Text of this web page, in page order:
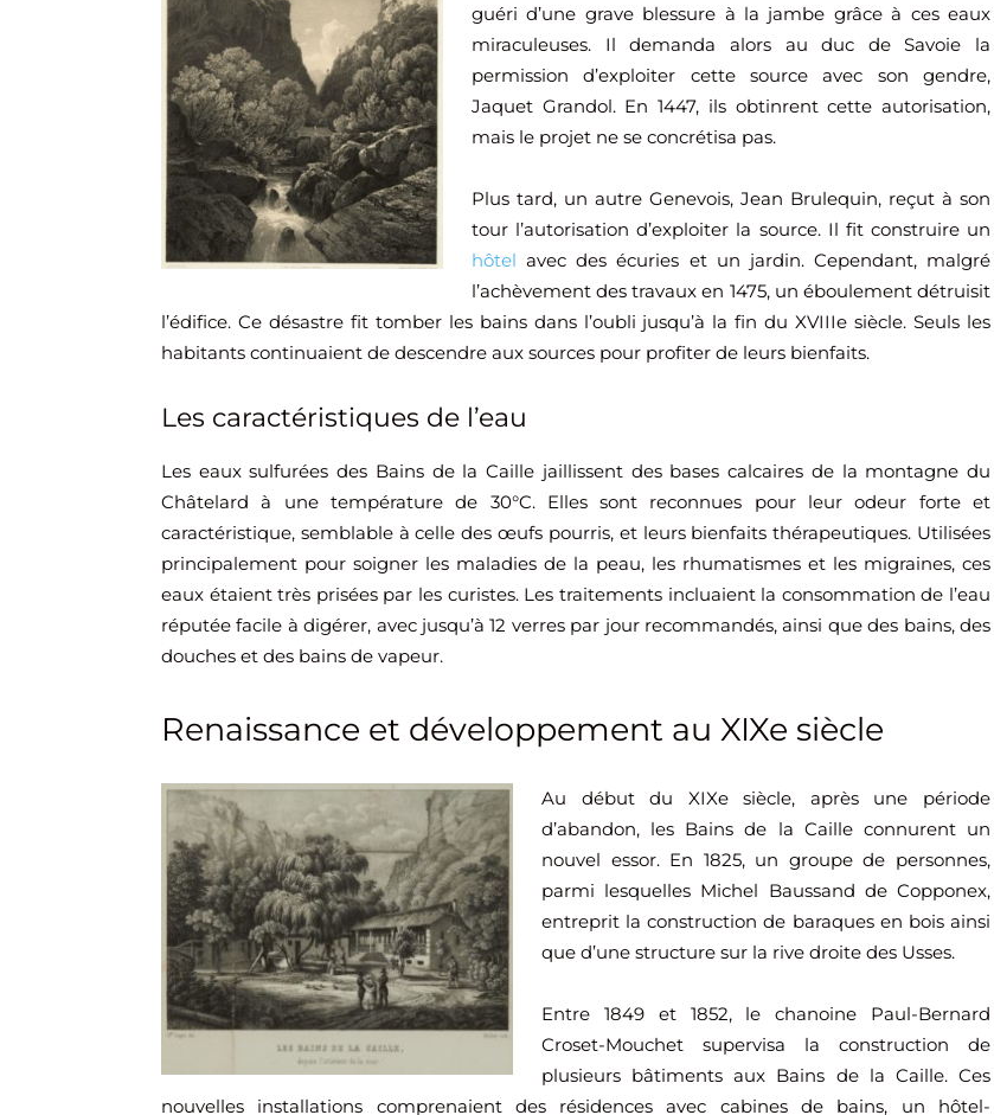
guéri d’une grave blessure à la jambe grâce à ces eaux
miraculeuses. Il demanda alors au duc de Savoie la
permission d’exploiter cette source avec son gendre,
Jaquet Grandol. En 1447, ils obtinrent cette autorisation,
mais le projet ne se concrétisa pas.
Plus tard, un autre Genevois, Jean Brulequin, reçut à son
tour l’autorisation d’exploiter la source. Il fit construire un
hôtel avec des écuries et un jardin. Cependant, malgré
l’achèvement des travaux en 1475, un éboulement détruisit
l’édifice. Ce désastre fit tomber les bains dans l’oubli jusqu’à la fin du XVIIIe siècle. Seuls les
habitants continuaient de descendre aux sources pour profiter de leurs bienfaits.
Les caractéristiques de l’eau
Les eaux sulfurées des Bains de la Caille jaillissent des bases calcaires de la montagne du
Châtelard à une température de 30°C. Elles sont reconnues pour leur odeur forte et
caractéristique, semblable à celle des œufs pourris, et leurs bienfaits thérapeutiques. Utilisées
principalement pour soigner les maladies de la peau, les rhumatismes et les migraines, ces
eaux étaient très prisées par les curistes. Les traitements incluaient la consommation de l’eau
réputée facile à digérer, avec jusqu’à 12 verres par jour recommandés, ainsi que des bains, des
douches et des bains de vapeur.
Renaissance et développement au XIXe siècle
Au début du XIXe siècle, après une période
d’abandon, les Bains de la Caille connurent un
nouvel essor. En 1825, un groupe de personnes,
parmi lesquelles Michel Baussand de Copponex,
entreprit la construction de baraques en bois ainsi
que d’une structure sur la rive droite des Usses.
Entre 1849 et 1852, le chanoine Paul-Bernard
Croset-Mouchet supervisa la construction de
plusieurs bâtiments aux Bains de la Caille. Ces
nouvelles installations comprenaient des résidences avec cabines de bains, un hôtel-